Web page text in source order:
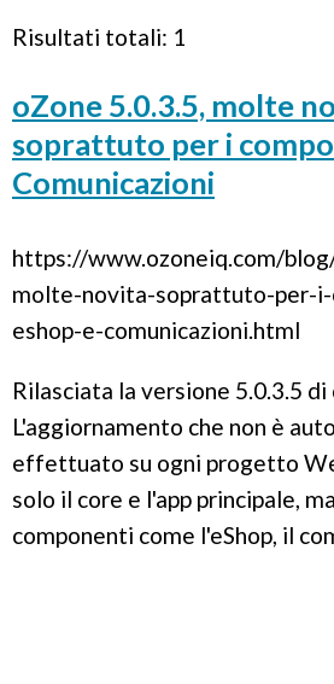
Risultati totali: 1
oZone 5.0.3.5, molte
soprattuto per i
Comunicazioni
https://www.ozoneiq.com/
molte-novita-soprattuto-per-
eshop-e-comunicazioni.html
Rilasciata la versione 5.0.3.5 di
L'aggiornamento che non è
effettuato su ogni progetto
solo il core e l'app principale,
componenti come l'eShop, il